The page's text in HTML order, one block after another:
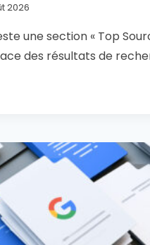
2026
une section « Top
des résultats de